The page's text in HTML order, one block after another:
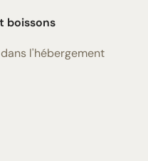
boissons
l'hébergement